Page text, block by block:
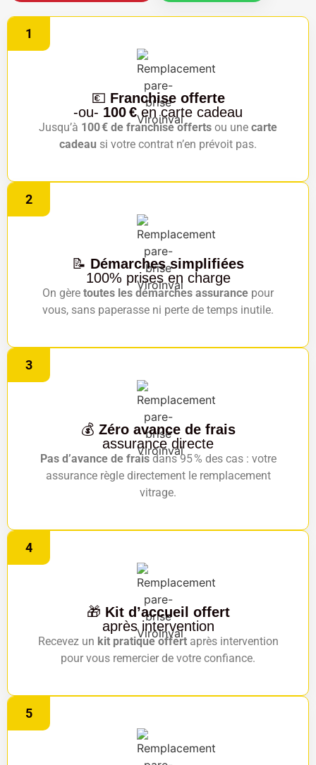
1
💶 Franchise offerte
-ou- 100 €en carte cadeau
Jusqu’à 100 € de franchise offerts ou une carte
cadeau si votre contrat n’en prévoit pas.
2
📝 Démarches simplifiées
100% prises en charge
On gère toutes les démarches assurance pour
vous, sans paperasse ni perte de temps inutile.
3
💰 Zéro avance de frais
assurance directe
Pas d’avance de fraisdans 95 % des cas : votre
assurance règle directement le remplacement
vitrage.
4
🎁 Kit d’accueil offert
après intervention
Recevez un kit pratique offertaprès intervention
pour vous remercier de votre confiance.
5